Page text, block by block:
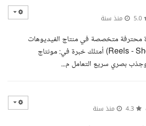
منذ سنة
محترفة متخصصة في منتاج الفيديوهات
القصيرة (Reels - Shorts - TikTok) أمتلك خبرة في: مونتاج
بصري سريع التعامل م...
منذ سنة